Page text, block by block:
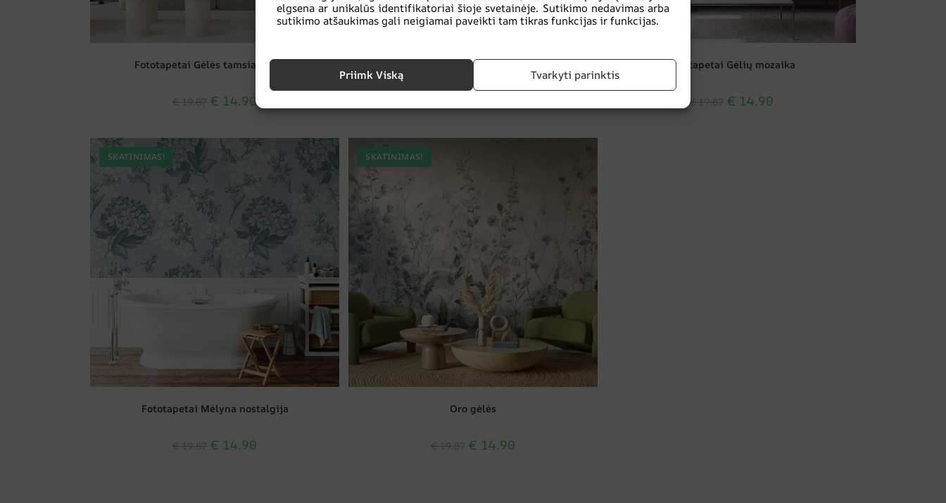
elgsena ar unikalūs identifikatoriai šioje svetainėje. Sutikimo nedavimas arba
sutikimo atšaukimas gali neigiamai paveikti tam tikras funkcijas ir funkcijas.
Priimk Viską Tvarkyti parinktis
Fototapetai Gėlės tamsiame fone
€ 14.90
Fototapetai Gėlių grožis Fototapetai Gėlių mozaika
€ € 14.90
SKATINIMAS!
Fototapetai Mėlyna nostalgija
€ 14.90
SKATINIMAS!
Oro gėlės
€ 14.90